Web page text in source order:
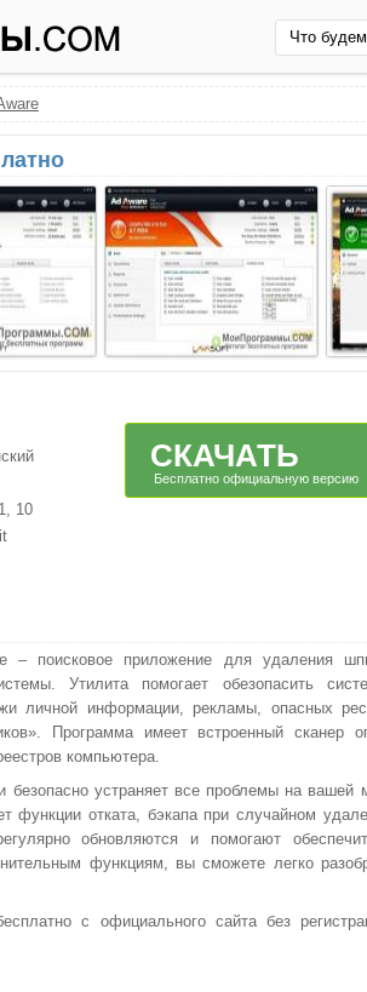
10
СКАЧАТЬ
Бесплатно официальную версию
– поисковое приложение для удаления
Утилита помогает обезопасить
личной информации, рекламы, опасных
Программа имеет встроенный сканер
компьютера.
безопасно устраняет все проблемы на вашей
функции отката, бэкапа при случайном
обновляются и помогают
функциям, вы сможете легко
с официального сайта без